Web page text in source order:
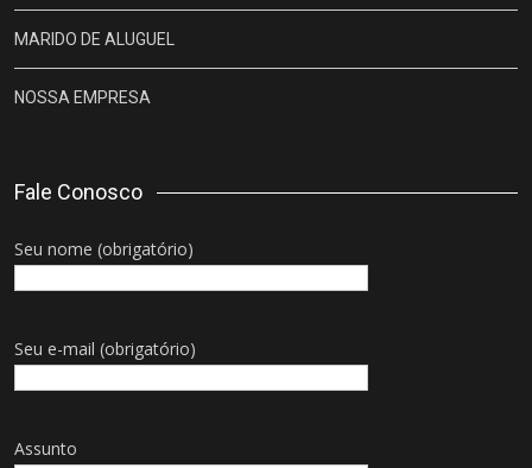
MARIDO DE ALUGUEL
NOSSA EMPRESA
Fale Conosco
Seu nome (obrigatório)
Seu e-mail (obrigatório)
Assunto